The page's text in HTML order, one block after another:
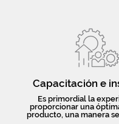
Capacitación e
Es primordial la
proporcionar una
producto, una manera